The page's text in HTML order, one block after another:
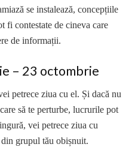
se instalează, concepțiile
fi contestate de cineva care
de informații.
– 23 octombrie
petrece ziua cu el. Și dacă nu
să te perturbe, lucrurile pot
vei petrece ziua cu
grupul tău obișnuit.